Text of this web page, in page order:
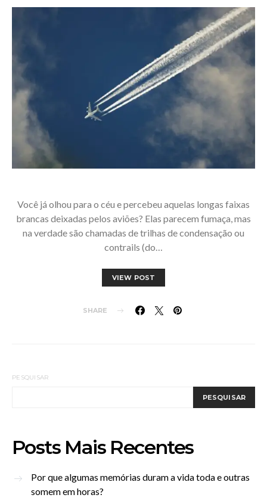
Você já olhou para o céu e percebeu aquelas longas faixas
brancas deixadas pelos aviões? Elas parecem fumaça, mas
na verdade são chamadas de trilhas de condensação ou
contrails (do…
VIEW POST
SHARE
PESQUISAR
PESQUISAR
Posts Mais Recentes
Por que algumas memórias duram a vida toda e outras
somem em horas?